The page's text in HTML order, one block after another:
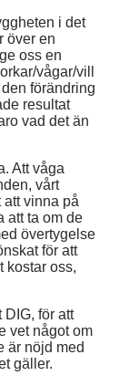
i det
över en
ge oss en
vågar/vill
förändring
resultat
vad det än
Att våga
vårt
att vinna på
att ta om de
övertygelse
för att
kostar oss,
DIG, för att
vet något om
är nöjd med
gäller.